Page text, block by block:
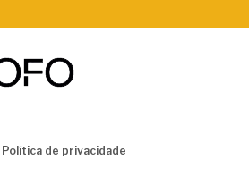
Política de privacidade